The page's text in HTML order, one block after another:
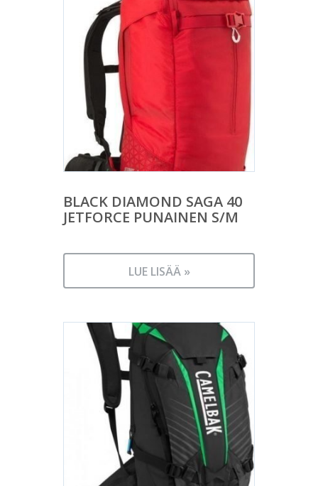
BLACK DIAMOND SAGA 40
JETFORCE PUNAINEN S/M
LUE LISÄÄ »